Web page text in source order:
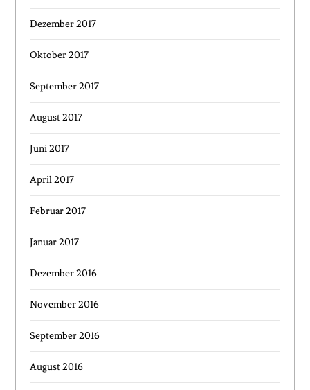
Dezember 2017
Oktober 2017
September 2017
August 2017
Juni 2017
April 2017
Februar 2017
Januar 2017
Dezember 2016
November 2016
September 2016
August 2016